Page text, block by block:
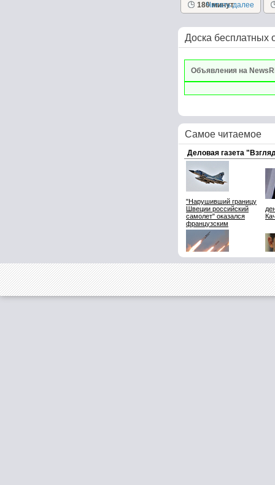
180 минут
Читать далее
Доска бесплатных
Объявления на
Самое читаемое